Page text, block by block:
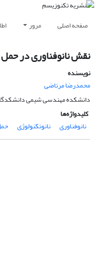
صفحه اصلی مرور
نقش نانوفناوری در
نویسنده
محمدرضا مرتاضی
دانشکده مهندسی شیمی
کلیدواژه‌ها
نانوفناوری
نانوتکنولوژی